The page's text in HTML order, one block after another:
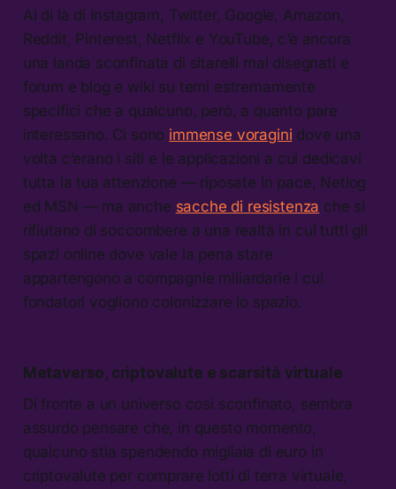
Al di là di Instagram, Twitter, Google, Amazon,
Reddit, Pinterest, Netflix e YouTube, c’è ancora
una landa sconfinata di sitarelli mal disegnati e
forum e blog e wiki su temi estremamente
specifici che a qualcuno, però, a quanto pare
interessano. Ci sono immense voragini dove una
volta c’erano i siti e le applicazioni a cui dedicavi
tutta la tua attenzione — riposate in pace, Netlog
ed MSN — ma anche sacche di resistenza che si
rifiutano di soccombere a una realtà in cui tutti gli
spazi online dove vale la pena stare
appartengono a compagnie miliardarie i cui
fondatori vogliono colonizzare lo spazio.
Metaverso, criptovalute e scarsità virtuale
Di fronte a un universo così sconfinato, sembra
assurdo pensare che, in questo momento,
qualcuno stia spendendo migliaia di euro in
criptovalute per comprare lotti di terra virtuale,